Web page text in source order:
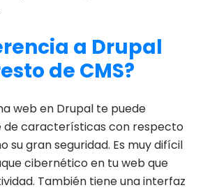
a Drupal
de CMS?
web en Drupal te puede
de características con respecto
su gran seguridad. Es muy difícil
cibernético en tu web que
También tiene una interfaz